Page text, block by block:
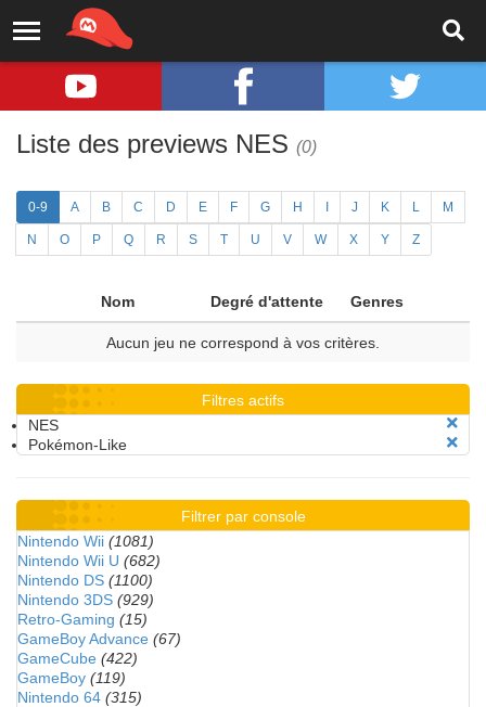
Liste des previews NES (0)
0-9 A B C D E F G H J K L M
N O P Q R S T U V W X Y Z
Nom Degré d'attente Genres
Aucun jeu ne correspond à vos critères.
Filtres actifs
NES
Pokémon-Like
Filtrer par console
Nintendo Wii (1081)
Nintendo Wii U (682)
Nintendo DS (1100)
Nintendo 3DS (929)
Retro-Gaming (15)
GameBoy Advance (67)
GameCube (422)
GameBoy (119)
Nintendo 64 (315)